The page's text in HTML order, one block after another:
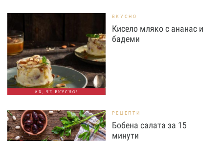
АХ, ЧЕ ВКУСНО!
ВКУСНО
Кисело мляко с ананас и
бадеми
РЕЦЕПТИ
Бобена салата за 15
минути